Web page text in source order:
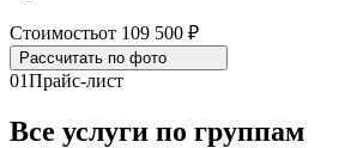
Стоимостьот 109 500 ₽
Рассчитать по фото
01Прайс-лист
Все услуги по группам